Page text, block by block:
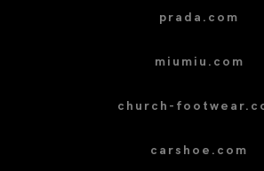
prada.com
miumiu.com
church-
carshoe.com